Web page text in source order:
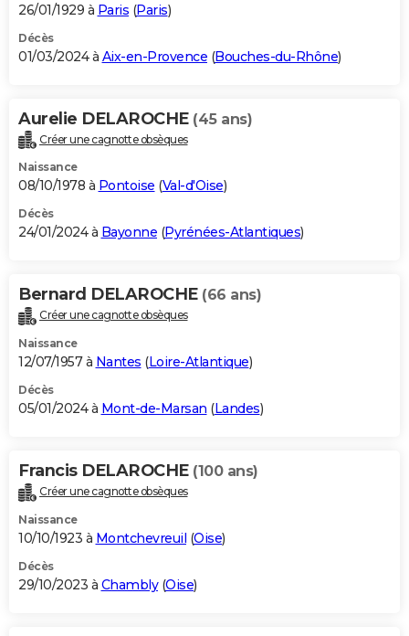
26/01/1929 à Paris (Paris)
Décès
01/03/2024 à Aix-en-Provence (Bouches-du-Rhône)
Aurelie DELAROCHE (45 ans)
Créer une cagnotte obsèques
Naissance
08/10/1978 à Pontoise (Val-d'Oise)
Décès
24/01/2024 à Bayonne (Pyrénées-Atlantiques)
Bernard DELAROCHE (66 ans)
Créer une cagnotte obsèques
Naissance
12/07/1957 à Nantes (Loire-Atlantique)
Décès
05/01/2024 à Mont-de-Marsan (Landes)
Francis DELAROCHE (100 ans)
Créer une cagnotte obsèques
Naissance
10/10/1923 à Montchevreuil (Oise)
Décès
29/10/2023 à Chambly(Oise)